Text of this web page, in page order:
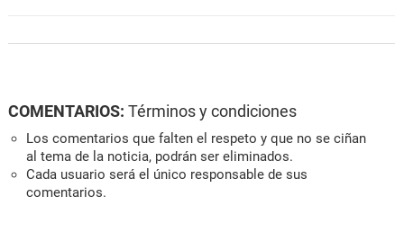
COMENTARIOS: Términos y condiciones
Los comentarios que falten el respeto y que no se ciñan
al tema de la noticia, podrán ser eliminados.
Cada usuario será el único responsable de sus
comentarios.